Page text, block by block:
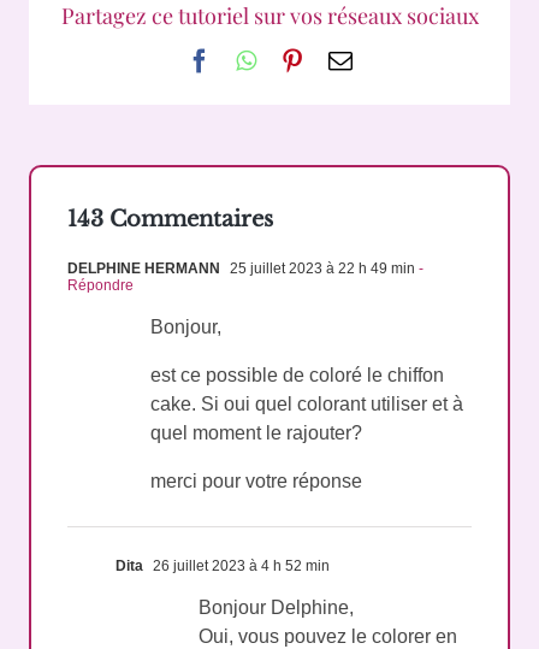
Partagez ce tutoriel sur vos réseaux sociaux
Facebook
WhatsApp
Pinterest
Email
143 Commentaires
DELPHINE HERMANN 25 juillet 2023 à 22 h 49 min -
Répondre
Bonjour,
est ce possible de coloré le chiffon
cake. Si oui quel colorant utiliser et à
quel moment le rajouter?
merci pour votre réponse
Dita 26 juillet 2023 à 4 h 52 min
Bonjour Delphine,
Oui, vous pouvez le colorer en